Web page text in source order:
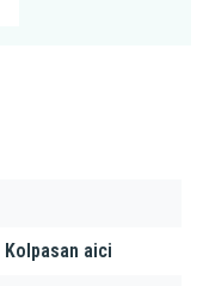
Kolpasan aici